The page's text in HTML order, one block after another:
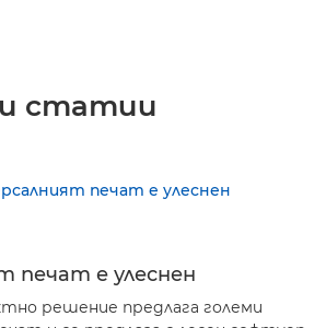
статии
печат е улеснен
решение предлага големи